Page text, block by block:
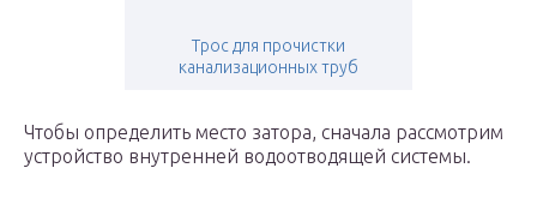
Трос для прочистки
канализационных труб
Чтобы определить место затора, сначала рассмотрим
устройство внутренней водоотводящей системы.